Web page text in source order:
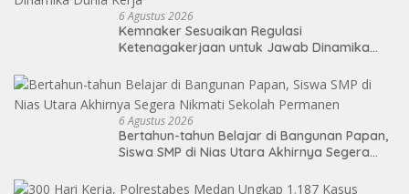
6 Agustus 2026
Kemnaker Sesuaikan Regulasi
Ketenagakerjaan untuk Jawab Dinamika
6 Agustus 2026
Bertahun-tahun Belajar di Bangunan Papan,
Siswa SMP di Nias Utara Akhirnya Segera